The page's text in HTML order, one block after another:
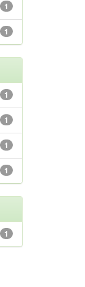
1
1
1
1
1
1
1